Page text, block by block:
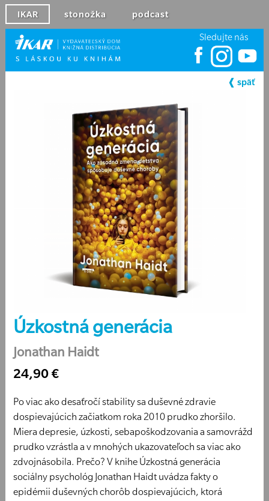
IKAR stonožka podcast
Sledujte nás
Úzkostná generácia
Jonathan Haidt
24,90 €
Po viac ako desaťročí stability sa duševné zdravie
dospievajúcich začiatkom roka 2010 prudko zhoršilo.
Miera depresie, úzkosti, sebapoškodzovania a samovrážd
prudko vzrástla a v mnohých ukazovateľoch sa viac ako
zdvojnásobila. Prečo? V knihe Úzkostná generácia
sociálny psychológ Jonathan Haidt uvádza fakty o
epidémii duševných chorôb dospievajúcich, ktorá
❰ späť